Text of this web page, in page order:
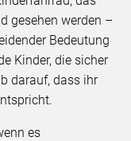
gesehen werden –
Bedeutung
Kinder, die sicher
darauf, dass ihr
es